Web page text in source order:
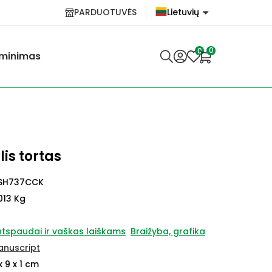
PARDUOTUVĖS
Lietuvių
Lietuvių
0 0
tortas
Kg
ir vaškas laiškams Braižyba, grafika
9 x 1 cm